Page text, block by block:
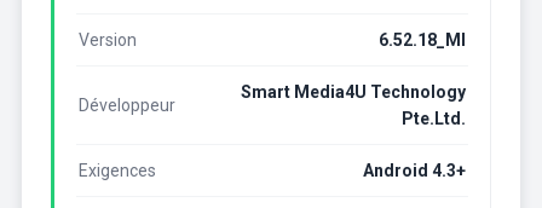
Version 6.52.18_MI
Développeur
Smart Media4U Technology
Pte.Ltd.
Exigences Android 4.3+